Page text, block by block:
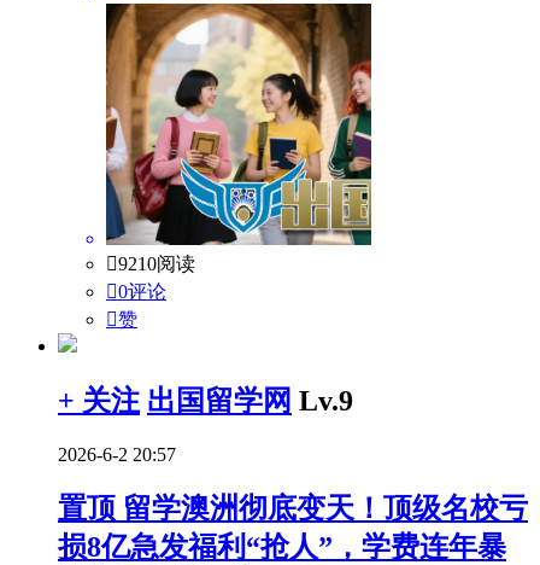
9210阅读
0评论
赞
+ 关注 出国留学网 Lv.9
2026-6-2 20:57
置顶 留学澳洲彻底变天！顶级名校亏
损8亿急发福利“抢人”，学费连年暴